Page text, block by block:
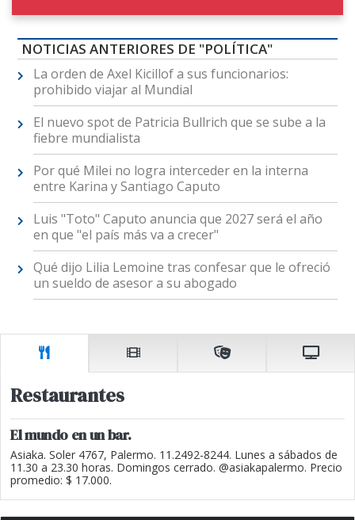
NOTICIAS ANTERIORES DE "POLÍTICA"
La orden de Axel Kicillof a sus funcionarios:
prohibido viajar al Mundial
El nuevo spot de Patricia Bullrich que se sube a la
fiebre mundialista
Por qué Milei no logra interceder en la interna
entre Karina y Santiago Caputo
Luis "Toto" Caputo anuncia que 2027 será el año
en que "el país más va a crecer"
Qué dijo Lilia Lemoine tras confesar que le ofreció
un sueldo de asesor a su abogado
Restaurantes
El mundo en un bar.
Asiaka. Soler 4767, Palermo. 11.2492-8244. Lunes a sábados de
11.30 a 23.30 horas. Domingos cerrado. @asiakapalermo. Precio
promedio: $ 17.000.